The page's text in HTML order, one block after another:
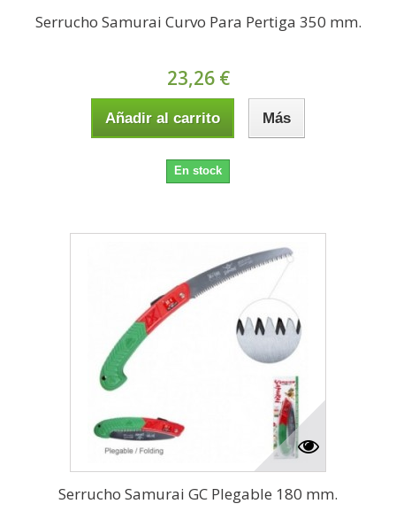
Serrucho Samurai Curvo Para Pertiga 350 mm.
23,26 €
Añadir al carrito Más
En stock
Serrucho Samurai GC Plegable 180 mm.